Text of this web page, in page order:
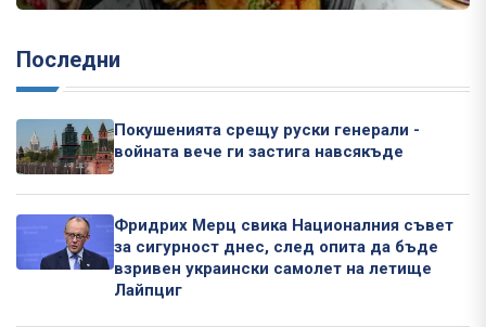
Последни
Покушенията срещу руски генерали -
войната вече ги застига навсякъде
Фридрих Мерц свика Националния съвет
за сигурност днес, след опита да бъде
взривен украински самолет на летище
Лайпциг